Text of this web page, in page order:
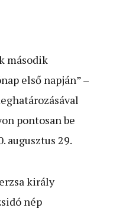
második
első napján” –
pontosan be
augusztus 29.
király
nép